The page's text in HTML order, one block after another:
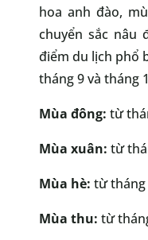
hoa anh đào,
chuyển sắc nâu
điểm du lịch phổ
tháng 9 và tháng
Mùa đông: từ
Mùa xuân: từ
Mùa hè: từ tháng
Mùa thu: từ